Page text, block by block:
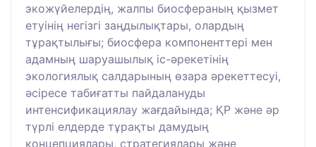
экожүйелердің, жалпы биосфераның қызмет
етуінің негізгі заңдылықтары, олардың
тұрақтылығы; биосфера компоненттері мен
адамның шаруашылық іс-әрекетінің
экологиялық салдарының өзара әрекеттесуі,
әсіресе табиғатты пайдалануды
интенсификациялау жағдайында; ҚР және әр
түрлі елдерде тұрақты дамудың
концепциялары, стратегиялары және